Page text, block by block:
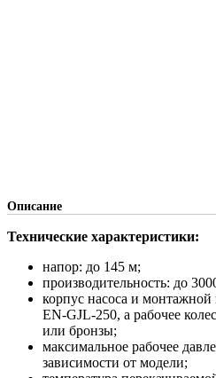
Описание
Технические характеристики:
напор: до 145 м;
производительность: до
корпус насоса и монтажной
EN-GJL-250, а рабочее
или бронзы;
максимальное рабочее
зависимости от модели;